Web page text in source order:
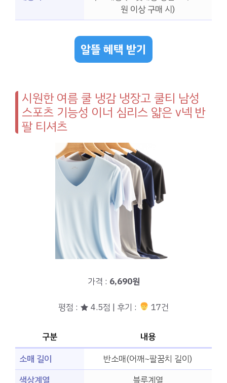
원 이상 구매 시)
알뜰 혜택 받기
시원한 여름 쿨 냉감 냉장고 쿨티 남성
스포츠 기능성 이너 심리스 얇은 v넥 반
팔 티셔츠
가격 : 6,690원
평점 : ★ 4.5점 | 후기 : 17건
구분
내용
소매 길이
반소매(어깨~팔꿈치 길이)
색상계열
블루계열